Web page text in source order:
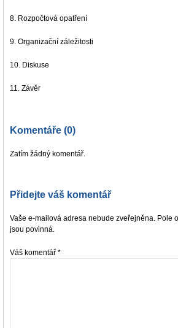
8. Rozpočtová opatření
9. Organizační záležitosti
10. Diskuse
11. Závěr
Komentáře (0)
Zatím žádný komentář.
Přidejte váš komentář
Vaše e-mailová adresa nebude zveřejněna. Pole
jsou povinná.
Váš komentář *